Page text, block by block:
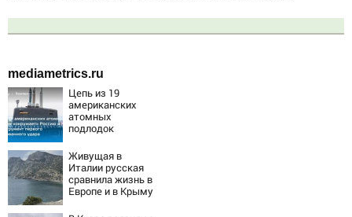
mediametrics.ru
Цепь из 19
американских
атомных
подлодок
Россию и Китай:
это инструмент
первого
массированного
удара
Живущая в
Италии русская
сравнила жизнь в
Европе и в Крыму